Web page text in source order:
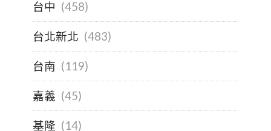
台中 (458)
台北新北 (483)
台南 (119)
嘉義 (45)
基隆 (14)